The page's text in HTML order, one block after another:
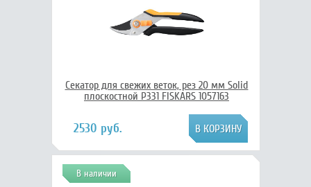
Секатор для свежих веток, рез 20 мм Solid
плоскостной P331 FISKARS 1057163
2530 руб.
В наличии